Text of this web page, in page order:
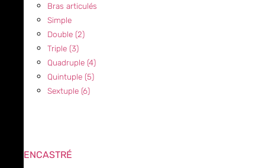
Bras articulés
Simple
Double (2)
Triple (3)
Quadruple (4)
Quintuple (5)
Sextuple (6)
ENCASTRÉ